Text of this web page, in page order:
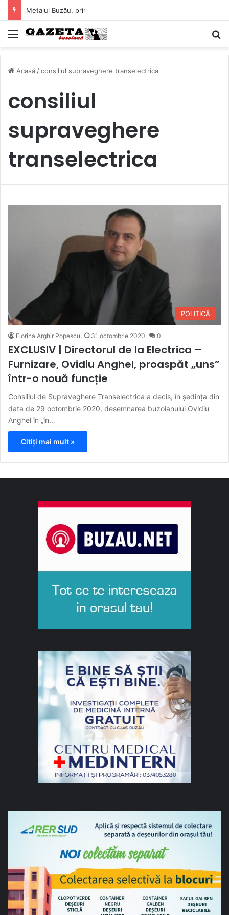
Mediu
Acasă /consiliul supraveghere transelectrica
consiliul
supraveghere
transelectrica
POLITICĂ
Florina Arghir Popescu 31 octombrie 2020 0
EXCLUSIV | Directorul de la Electrica –
Furnizare, Ovidiu Anghel, proaspăt „uns”
într-o nouă funcție
Consiliul de Supraveghere Transelectrica a decis, în ședința din
data de 29 octombrie 2020, desemnarea buzoianului Ovidiu
Anghel în „în…
Citiți mai mult »